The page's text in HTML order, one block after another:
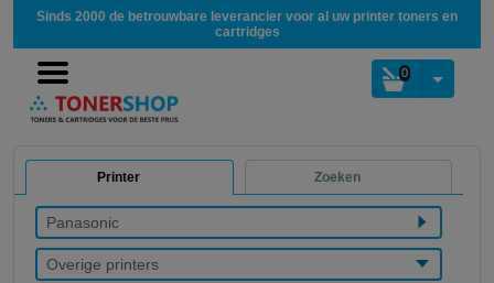
Sinds 2000 de betrouwbare leverancier voor al uw printer toners en
cartridges
0
Printer Zoeken
Panasonic
Overige printers